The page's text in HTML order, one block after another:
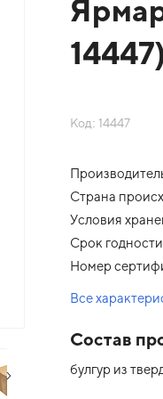
предыдущий слайд
Код: 14447
Страна
Условия
Срок годности
Номер
Все
Состав
булгур из